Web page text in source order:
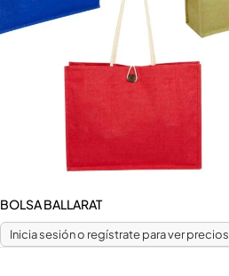
BOLSA BALLARAT
Inicia sesión o regístrate para ver precios